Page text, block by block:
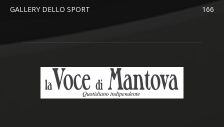
GALLERY DELLO SPORT
166